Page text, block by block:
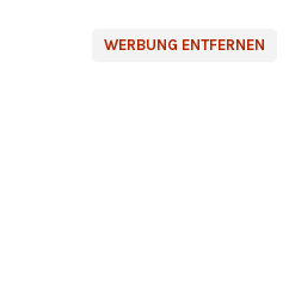
WERBUNG ENTFERNEN